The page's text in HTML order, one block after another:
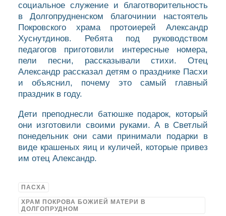
социальное служение и благотворительность
в Долгопрудненском благочинии настоятель
Покровского храма протоиерей Александр
Хуснутдинов. Ребята под руководством
педагогов приготовили интересные номера,
пели песни, рассказывали стихи. Отец
Александр рассказал детям о празднике Пасхи
и объяснил, почему это самый главный
праздник в году.
Дети преподнесли батюшке подарок, который
они изготовили своими руками. А в Светлый
понедельник они сами принимали подарки в
виде крашеных яиц и куличей, которые привез
им отец Александр.
ПАСХА
ХРАМ ПОКРОВА БОЖИЕЙ МАТЕРИ В
ДОЛГОПРУДНОМ